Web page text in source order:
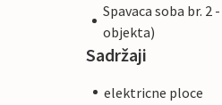
Spavaca soba br.
objekta)
Sadržaji
elektricne ploce